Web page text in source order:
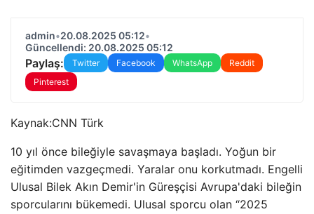
admin•20.08.2025 05:12•
Güncellendi: 20.08.2025 05:12
Paylaş: Twitter Facebook WhatsApp
Reddit
Pinterest
Kaynak:CNN Türk
10 yıl önce bileğiyle savaşmaya başladı. Yoğun bir
eğitimden vazgeçmedi. Yaralar onu korkutmadı. Engelli
Ulusal Bilek Akın Demir'in Güreşçisi Avrupa'daki bileğin
sporcularını bükemedi. Ulusal sporcu olan “2025